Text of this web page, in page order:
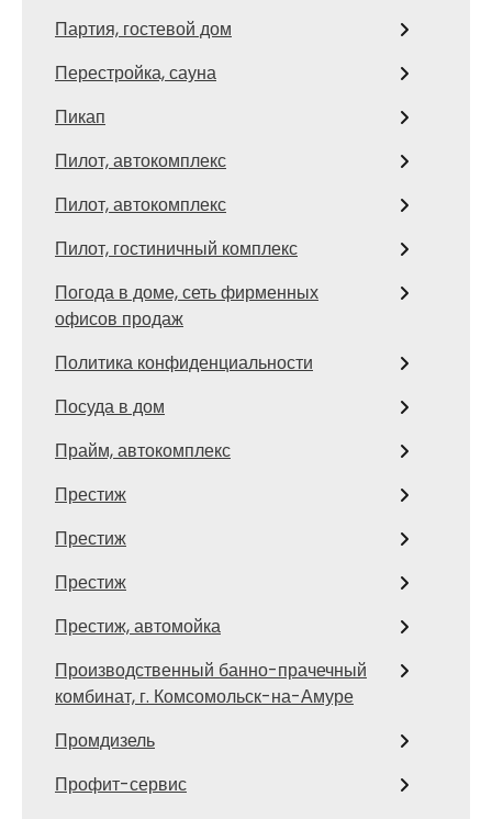
Партия, гостевой дом
Перестройка, сауна
Пикап
Пилот, автокомплекс
Пилот, автокомплекс
Пилот, гостиничный комплекс
Погода в доме, сеть фирменных
офисов продаж
Политика конфиденциальности
Посуда в дом
Прайм, автокомплекс
Престиж
Престиж
Престиж
Престиж, автомойка
Производственный банно-прачечный
комбинат, г. Комсомольск-на-Амуре
Промдизель
Профит-сервис